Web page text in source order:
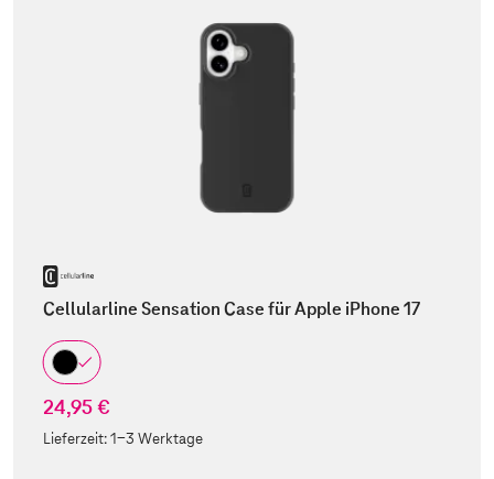
Cellularline Sensation Case für Apple iPhone 17
24,95 €
Lieferzeit:1-3 Werktage